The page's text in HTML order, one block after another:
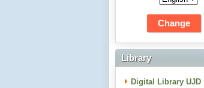
Library
Digital Library UJD